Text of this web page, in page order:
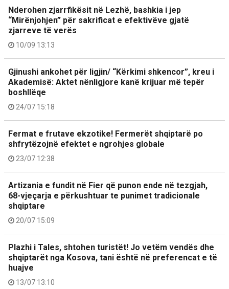
Nderohen zjarrfikësit në Lezhë, bashkia i jep
“Mirënjohjen” për sakrificat e efektivëve gjatë
zjarreve të verës
10/09 13:13
Gjinushi ankohet për ligjin/ “Kërkimi shkencor”, kreu i
Akademisë: Aktet nënligjore kanë krijuar më tepër
boshllëqe
24/07 15:18
Fermat e frutave ekzotike! Fermerët shqiptarë po
shfrytëzojnë efektet e ngrohjes globale
23/07 12:38
Artizania e fundit në Fier që punon ende në tezgjah,
68-vjeçarja e përkushtuar te punimet tradicionale
shqiptare
20/07 15:09
Plazhi i Tales, shtohen turistët! Jo vetëm vendës dhe
shqiptarët nga Kosova, tani është në preferencat e të
huajve
13/07 13:10